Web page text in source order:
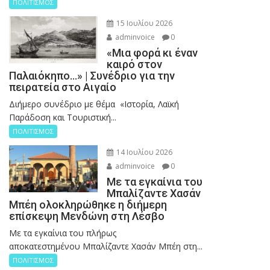
ΠΟΛΙΤΙΣΜΟΣ
15 Ιουλίου 2026
adminvoice
0
«Μια φορά κι έναν
καιρό στον
Παλαιόκηπο…» | Συνέδριο για την
πειρατεία στο Αιγαίο
Διήμερο συνέδριο με θέμα «Ιστορία, Λαϊκή
Παράδοση και Τουριστική...
ΠΟΛΙΤΙΣΜΟΣ
14 Ιουλίου 2026
adminvoice
0
Με τα εγκαίνια του
Μπαλίζαντε Χασάν
Μπέη ολοκληρώθηκε η διήμερη
επίσκεψη Μενδώνη στη Λέσβο
Με τα εγκαίνια του πλήρως
αποκατεστημένου Μπαλίζαντε Χασάν Μπέη στη...
ΠΟΛΙΤΙΣΜΟΣ